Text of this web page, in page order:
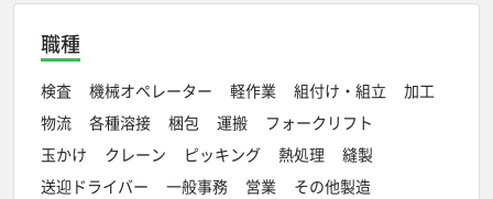
職種
検査 機械オペレーター 軽作業 組付け・組立
加工
物流
各種溶接 梱包 運搬
フォークリフト
玉かけ
クレーン ピッキング 熱処理
縫製
送迎ドライバー
一般事務 営業
その他製造